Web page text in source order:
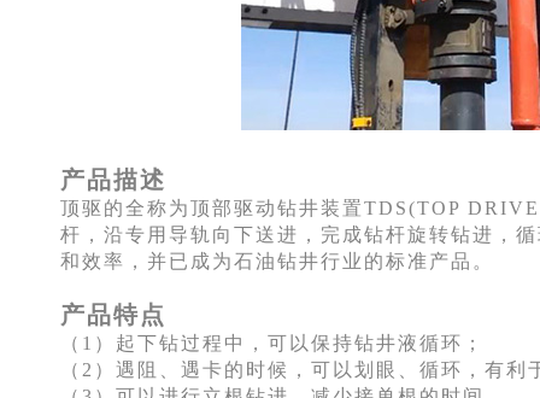
产品描述
顶驱的全称为顶部驱动钻井装置TDS(TOP
杆，沿专用导轨向下送进，完成钻杆旋转钻进，
和效率，并已成为石油钻井行业的标准产品。
产品特点
（1）起下钻过程中，可以保持钻井液循环；
（2）遇阻、遇卡的时候，可以划眼、循环，有利